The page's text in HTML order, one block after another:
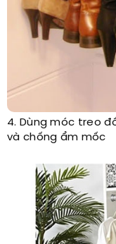
4. Dùng móc treo
và chống ẩm mốc